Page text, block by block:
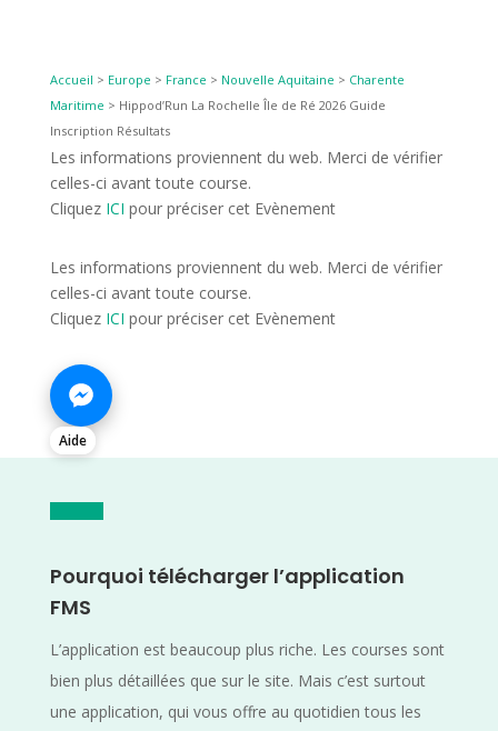
Accueil > Europe > France > Nouvelle Aquitaine > Charente
Maritime > Hippod’Run La Rochelle Île de Ré 2026 Guide
Inscription Résultats
Les informations proviennent du web. Merci de vérifier
celles-ci avant toute course.
Cliquez ICI pour préciser cet Evènement
Les informations proviennent du web. Merci de vérifier
celles-ci avant toute course.
Cliquez ICI pour préciser cet Evènement
Aide
Pourquoi télécharger l’application
FMS
L’application est beaucoup plus riche. Les courses sont
bien plus détaillées que sur le site. Mais c’est surtout
une application, qui vous offre au quotidien tous les